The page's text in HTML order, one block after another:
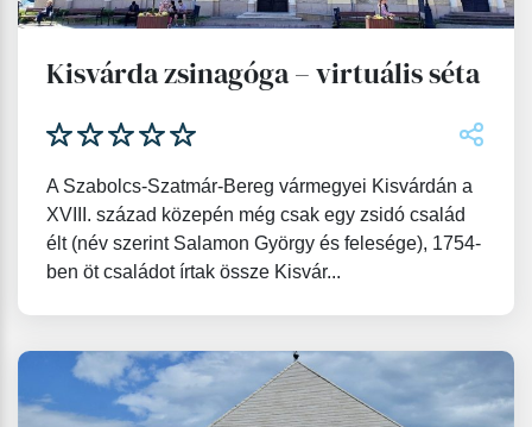
Kisvárda zsinagóga – virtuális séta
A Szabolcs-Szatmár-Bereg vármegyei Kisvárdán a
XVIII. század közepén még csak egy zsidó család
élt (név szerint Salamon György és felesége), 1754-
ben öt családot írtak össze Kisvár...